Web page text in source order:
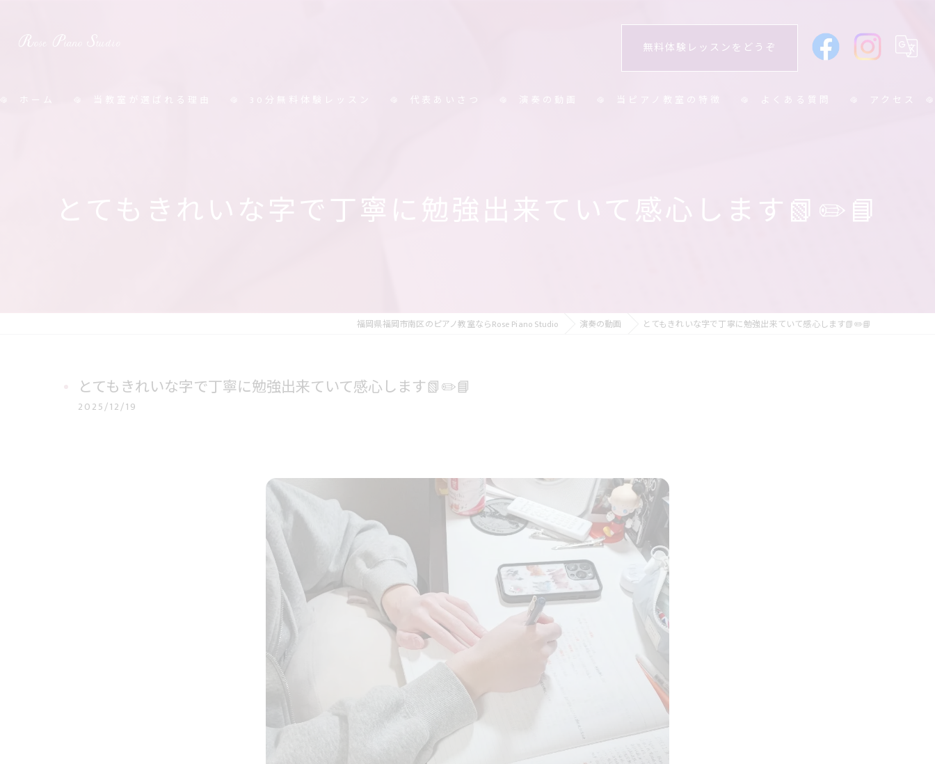
無料体験レッスンをどうぞ
ホーム 当教室が選ばれる理由 30分無料体験レッスン 代表あいさつ 演奏の動画 当ピアノ教室の特徴 よくある質問 アクセス
とてもきれいな字で丁寧に勉強出来ていて感心します📗✏️📘
福岡県福岡市南区のピアノ教室ならRose Piano Studio 演奏の動画 とてもきれいな字で丁寧に勉強出来ていて感心します📗✏️📘
とてもきれいな字で丁寧に勉強出来ていて感心します📗✏️📘
2025/12/19